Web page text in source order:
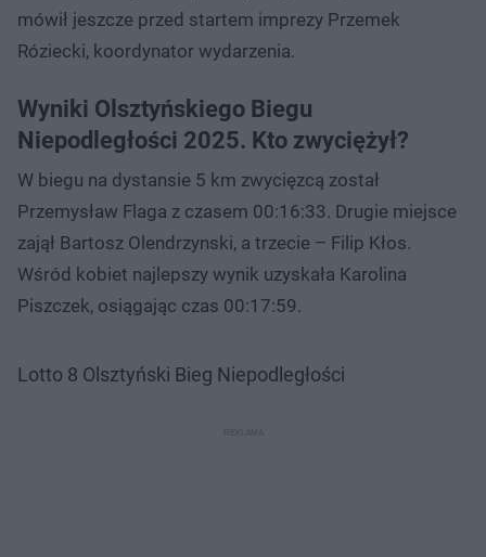
mówił jeszcze przed startem imprezy Przemek
Róziecki, koordynator wydarzenia.
Wyniki Olsztyńskiego Biegu
Niepodległości 2025. Kto zwyciężył?
W biegu na dystansie 5 km zwycięzcą został
Przemysław Flaga z czasem 00:16:33. Drugie miejsce
zajął Bartosz Olendrzynski, a trzecie – Filip Kłos.
Wśród kobiet najlepszy wynik uzyskała Karolina
Piszczek, osiągając czas 00:17:59.
Lotto 8 Olsztyński Bieg Niepodległości